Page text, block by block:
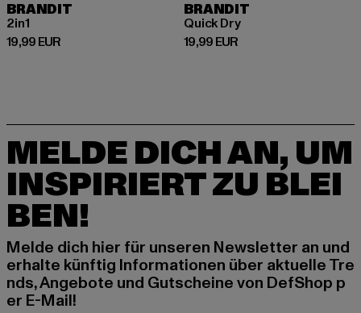
BRANDIT
2in1
19,99 EUR
Derzeitiger Preis: 19,99 EUR
BRANDIT
Quick Dry
19,99 EUR
Derzeitiger Preis: 19,99 EUR
MELDE DICH AN, UM
INSPIRIERT ZU BLEI
BEN!
Melde dich hier für unseren Newsletter an und
erhalte künftig Informationen über aktuelle Tre
nds, Angebote und Gutscheine von DefShop p
er E-Mail!